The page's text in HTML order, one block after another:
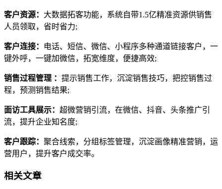
客户资源： 大数据拓客功能，系统自带1.5亿精准资源供销售
人员领取，省时省力;
客户连接：
电话、短信、微信、小程序多种通道链接客户，一
键外呼，一键加微信，拓宽维度，便捷高效;
销售过程管理 ： 提示销售工作，沉淀销售技巧，把控销售过
程，预测销售结果;
面访工具展示： 超微营销引流，在微信、抖音、头条推广引
流，提升企业知名度;
客户跟踪： 聚合线索，分组标签管理，沉淀画像精准营销，运
营用户，提升客户成交率。
相关文章